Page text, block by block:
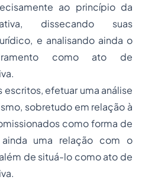
ao princípio da
dissecando suas
e analisando ainda o
como ato de
efetuar uma análise
sobretudo em relação à
como forma de
uma relação com o
de situá-lo como ato de